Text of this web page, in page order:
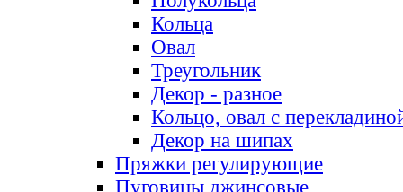
Кольца
Овал
Треугольник
Декор - разное
Кольцо, овал с
Декор на шипах
Пряжки регулирующие
Пуговицы джинсовые